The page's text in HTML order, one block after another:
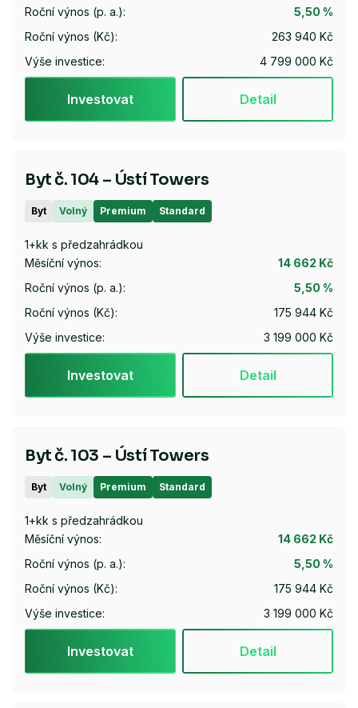
Roční výnos (p. a.):
5,50 %
Roční výnos (Kč):
263 940 Kč
Výše investice:
4 799 000 Kč
Investovat Detail
Byt č. 104 – Ústí Towers
Byt Volný Premium Standard
1+kk s předzahrádkou
Měsíční výnos:
14 662 Kč
Roční výnos (p. a.):
5,50 %
Roční výnos (Kč):
175 944 Kč
Výše investice:
3 199 000 Kč
Investovat Detail
Byt č. 103 – Ústí Towers
Byt Volný Premium Standard
1+kk s předzahrádkou
Měsíční výnos:
14 662 Kč
Roční výnos (p. a.):
5,50 %
Roční výnos (Kč):
175 944 Kč
Výše investice:
3 199 000 Kč
Investovat Detail